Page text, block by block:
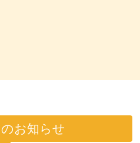
お知らせ